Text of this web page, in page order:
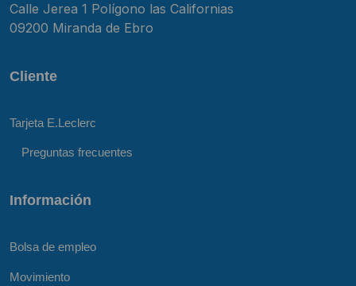
Calle Jerea 1 Polígono las Californias
09200 Miranda de Ebro
Cliente
Tarjeta E.Leclerc
Preguntas frecuentes
Información
Bolsa de empleo
Movimiento